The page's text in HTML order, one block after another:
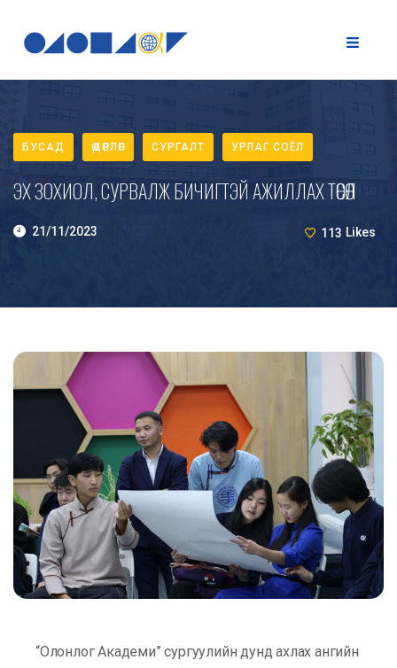
БУСАД ӨДӨРЛӨГ СУРГАЛТ УРЛАГ СОЁЛ
ЭХ ЗОХИОЛ, СУРВАЛЖ БИЧИГТЭЙ АЖИЛЛАХ ТӨСӨЛ
21/11/2023 113 Likes
“Олонлог Академи” сургуулийн дунд ахлах ангийн